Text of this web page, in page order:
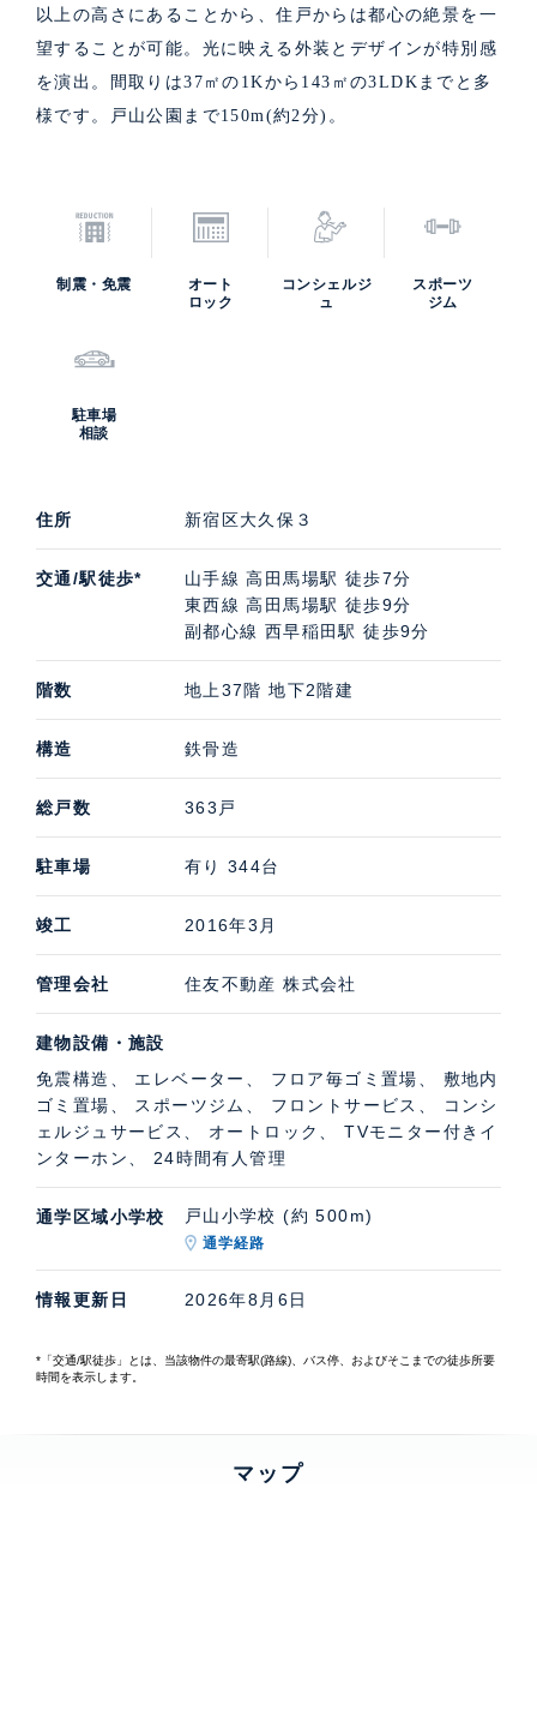
以上の高さにあることから、住戸からは都心の絶景を一
望することが可能。光に映える外装とデザインが特別感
を演出。間取りは37㎡の1Kから143㎡の3LDKまでと多
様です。戸山公園まで150m(約2分)。
制震・免震
オート
ロック
コンシェルジ
ュ
スポーツ
ジム
駐車場
相談
住所 新宿区大久保３
交通/駅徒歩*
山手線 高田馬場駅 徒歩7分
東西線 高田馬場駅 徒歩9分
副都心線 西早稲田駅 徒歩9分
階数 地上37階 地下2階建
構造 鉄骨造
総戸数 363戸
駐車場 有り 344台
竣工 2016年3月
管理会社 住友不動産 株式会社
建物設備・施設
免震構造、 エレベーター、 フロア毎ゴミ置場、 敷地内
ゴミ置場、 スポーツジム、 フロントサービス、 コンシ
ェルジュサービス、 オートロック、 TVモニター付きイ
ンターホン、 24時間有人管理
通学区域小学校 戸山小学校 (約 500m)
通学経路
情報更新日 2026年8月6日
*「交通/駅徒歩」とは、当該物件の最寄駅(路線)、バス停、およびそこまでの徒歩所要
時間を表示します。
マップ